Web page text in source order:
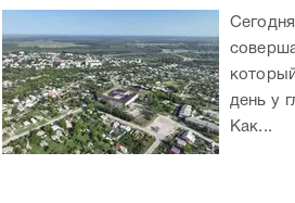
день у
Как...